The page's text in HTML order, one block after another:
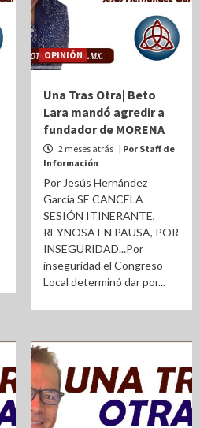
OPINIÓN
Una Tras Otra| Beto
Lara mandó agredir a
fundador de MORENA
2 meses atrás | Por Staff de
Información
Por Jesús Hernández
García SE CANCELA
SESIÓN ITINERANTE,
REYNOSA EN PAUSA, POR
INSEGURIDAD...Por
inseguridad el Congreso
Local determinó dar por...